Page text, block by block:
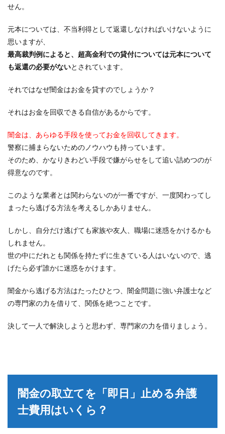
せん。
元本については、不当利得として返還しなければいけないように
思いますが、
最高裁判例によると、超高金利での貸付については元本について
も返還の必要がないとされています。
それではなぜ闇金はお金を貸すのでしょうか？
それはお金を回収できる自信があるからです。
闇金は、あらゆる手段を使ってお金を回収してきます。
警察に捕まらないためのノウハウも持っています。
そのため、かなりきわどい手段で嫌がらせをして追い詰めつのが
得意なのです。
このような業者とは関わらないのが一番ですが、一度関わってし
まったら逃げる方法を考えるしかありません。
しかし、自分だけ逃げても家族や友人、職場に迷惑をかけるかも
しれません。
世の中にだれとも関係を持たずに生きている人はいないので、逃
げたら必ず誰かに迷惑をかけます。
闇金から逃げる方法はたったひとつ、闇金問題に強い弁護士など
の専門家の力を借りて、関係を絶つことです。
決して一人で解決しようと思わず、専門家の力を借りましょう。
闇金の取立てを「即日」止める弁護
士費用はいくら？